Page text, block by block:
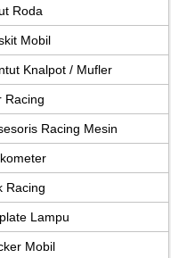
Roda
Mobil
Knalpot / Mufler
Racing
Racing Mesin
Racing
Lampu
Mobil